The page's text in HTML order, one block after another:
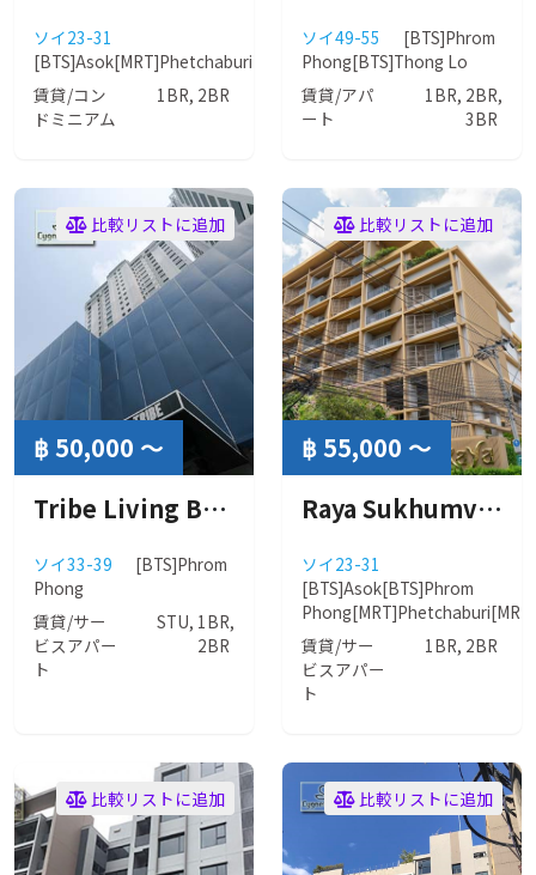
ソイ23-31
[BTS]Asok[MRT]Phetchaburi [MRT]Sukhumvit
賃貸/コン
ドミニアム
1BR, 2BR
ソイ49-55
[BTS]Phrom
Phong[BTS]Thong Lo
賃貸/アパ
ート
1BR, 2BR,
3BR
比較リストに追加
฿ 50,000 ～
Tribe Living Bangkok Sukhumvit 39 (トライブ リビング バンコク スクンビット 39)
ソイ33-39
[BTS]Phrom
Phong
賃貸/サー
ビスアパー
ト
STU, 1BR,
2BR
比較リストに追加
฿ 55,000 ～
Raya Sukhumvit 31 (ラヤ スクンビット)
ソイ23-31
[BTS]Asok[BTS]Phrom
Phong[MRT]Phetchaburi
賃貸/サー
ビスアパー
ト
1BR, 2BR
比較リストに追加 比較リストに追加